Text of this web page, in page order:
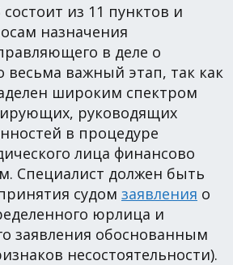
из 11 пунктов и
назначения
в деле о
весьма важный этап, так как
широким спектром
руководящих
в процедуре
лица финансово
Специалист должен быть
судом заявления о
юрлица и
заявления обоснованным
несостоятельности).